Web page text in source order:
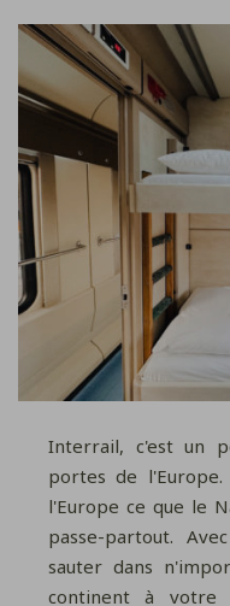
Interrail, c'est un
portes de
l'Europe ce que le
passe-partout.
sauter dans
continent à votre